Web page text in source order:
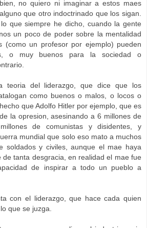
no quiero ni imaginar a estos maes
que otro indoctrinado que los sigan.
lo que siempre he dicho, cuando la gente
un poco de poder sobre la mentalidad
(como un profesor por ejemplo) pueden
o muy buenos para la sociedad o
teoria del liderazgo, que dice que los
como buenos o malos, o locos o
que Adolfo Hitler por ejemplo, que es
la opresion, asesinando a 6 millones de
de comunistas y disidentes, y
mundial que solo eso mato a muchos
soldados y civiles, aunque el mae haya
de tanta desgracia, en realidad el mae fue
de inspirar a todo un pueblo a
con el liderazgo, que hace cada quien
que se juzga.